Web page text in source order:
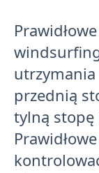
przednią
tylną stopę